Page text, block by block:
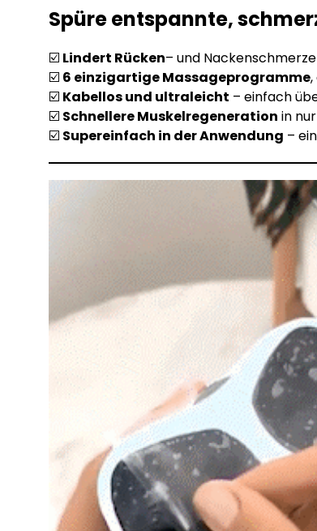
Spüre entspannte,
☑️ Lindert Rücken– und
☑️ 6 einzigartige Massageprogramme
☑️ Kabellos und ultraleicht – einfach
☑️ Schnellere Muskelregeneration in
☑️ Supereinfach in der Anwendung –